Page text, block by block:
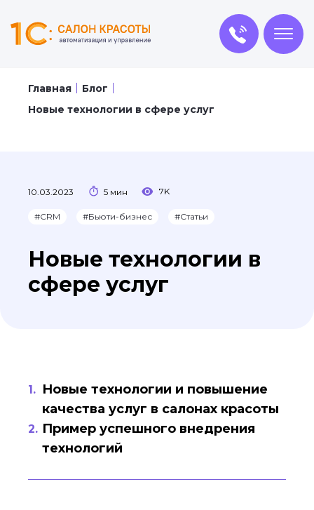
Главная
Блог
Новые технологии в сфере услуг
10.03.2023 5 мин 7K
#CRM #Бьюти-бизнес #Статьи
Новые технологии в
сфере услуг
Новые технологии и повышение
качества услуг в салонах красоты
Пример успешного внедрения
технологий